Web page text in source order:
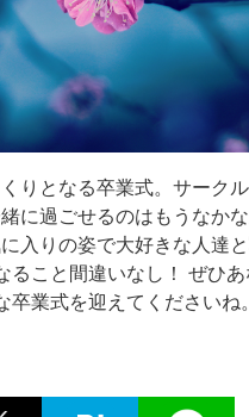
りとなる卒業式。サーク
に過ごせるのはもうなか
入りの姿で大好きな人達
ること間違いなし！ ぜひ
卒業式を迎えてくださいね。